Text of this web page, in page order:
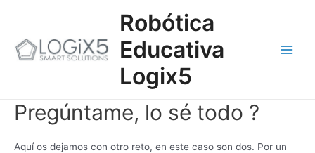
Robótica
Educativa
Logix5
Pregúntame, lo sé todo ?
Aquí os dejamos con otro reto, en este caso son dos. Por un